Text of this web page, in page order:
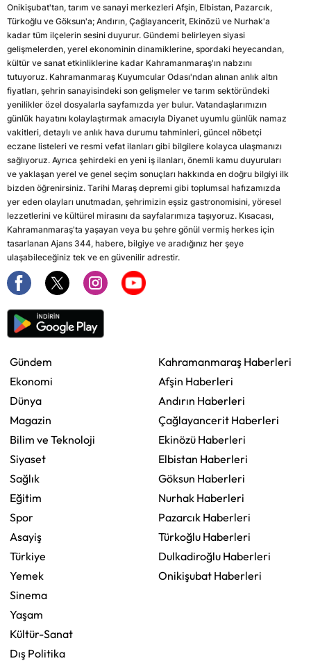
Onikişubat'tan, tarım ve sanayi merkezleri Afşin, Elbistan, Pazarcık,
Türkoğlu ve Göksun'a; Andırın, Çağlayancerit, Ekinözü ve Nurhak'a
kadar tüm ilçelerin sesini duyurur. Gündemi belirleyen siyasi
gelişmelerden, yerel ekonominin dinamiklerine, spordaki heyecandan,
kültür ve sanat etkinliklerine kadar Kahramanmaraş'ın nabzını
tutuyoruz. Kahramanmaraş Kuyumcular Odası'ndan alınan anlık altın
fiyatları, şehrin sanayisindeki son gelişmeler ve tarım sektöründeki
yenilikler özel dosyalarla sayfamızda yer bulur. Vatandaşlarımızın
günlük hayatını kolaylaştırmak amacıyla Diyanet uyumlu günlük namaz
vakitleri, detaylı ve anlık hava durumu tahminleri, güncel nöbetçi
eczane listeleri ve resmi vefat ilanları gibi bilgilere kolayca ulaşmanızı
sağlıyoruz. Ayrıca şehirdeki en yeni iş ilanları, önemli kamu duyuruları
ve yaklaşan yerel ve genel seçim sonuçları hakkında en doğru bilgiyi ilk
bizden öğrenirsiniz. Tarihi Maraş depremi gibi toplumsal hafızamızda
yer eden olayları unutmadan, şehrimizin eşsiz gastronomisini, yöresel
lezzetlerini ve kültürel mirasını da sayfalarımıza taşıyoruz. Kısacası,
Kahramanmaraş'ta yaşayan veya bu şehre gönül vermiş herkes için
tasarlanan Ajans 344, habere, bilgiye ve aradığınız her şeye
ulaşabileceğiniz tek ve en güvenilir adrestir.
Gündem
Ekonomi
Dünya
Magazin
Bilim ve Teknoloji
Siyaset
Sağlık
Eğitim
Spor
Asayiş
Türkiye
Yemek
Sinema
Yaşam
Kültür-Sanat
Dış Politika
Kahramanmaraş Haberleri
Afşin Haberleri
Andırın Haberleri
Çağlayancerit Haberleri
Ekinözü Haberleri
Elbistan Haberleri
Göksun Haberleri
Nurhak Haberleri
Pazarcık Haberleri
Türkoğlu Haberleri
Dulkadiroğlu Haberleri
Onikişubat Haberleri